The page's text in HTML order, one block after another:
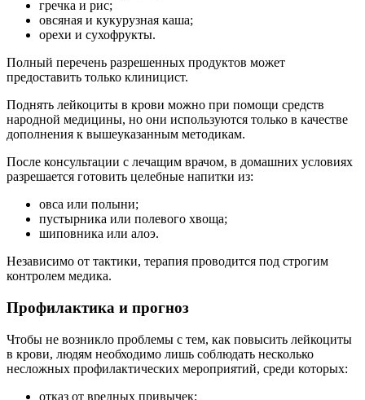
гречка и рис;
овсяная и кукурузная каша;
орехи и сухофрукты.
Полный перечень разрешенных продуктов может
предоставить только клиницист.
Поднять лейкоциты в крови можно при помощи средств
народной медицины, но они используются только в качестве
дополнения к вышеуказанным методикам.
После консультации с лечащим врачом, в домашних условиях
разрешается готовить целебные напитки из:
овса или полыни;
пустырника или полевого хвоща;
шиповника или алоэ.
Независимо от тактики, терапия проводится под строгим
контролем медика.
Профилактика и прогноз
Чтобы не возникло проблемы с тем, как повысить лейкоциты
в крови, людям необходимо лишь соблюдать несколько
несложных профилактических мероприятий, среди которых:
отказ от вредных привычек;